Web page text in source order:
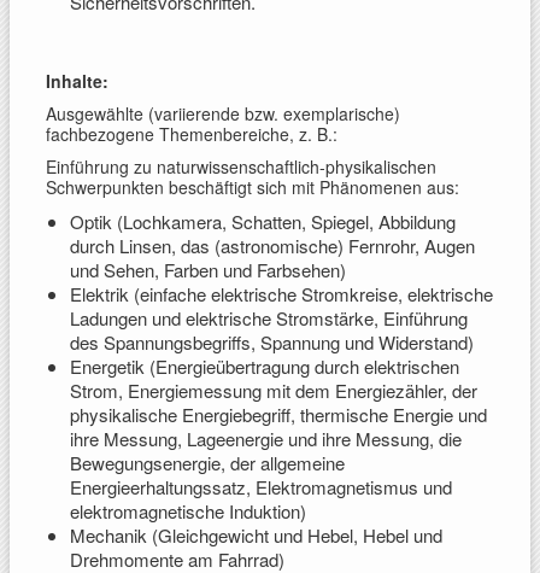
Inhalte:
Ausgewählte (variierende bzw. exemplarische)
fachbezogene Themenbereiche, z. B.:
Einführung zu naturwissenschaftlich-physikalischen
Schwerpunkten beschäftigt sich mit Phänomenen aus:
Optik (Lochkamera, Schatten, Spiegel, Abbildung
durch Linsen, das (astronomische) Fernrohr, Augen
und Sehen, Farben und Farbsehen)
Elektrik (einfache elektrische Stromkreise, elektrische
Ladungen und elektrische Stromstärke, Einführung
des Spannungsbegriffs, Spannung und Widerstand)
Energetik (Energieübertragung durch elektrischen
Strom, Energiemessung mit dem Energiezähler, der
physikalische Energiebegriff, thermische Energie und
ihre Messung, Lageenergie und ihre Messung, die
Bewegungsenergie, der allgemeine
Energieerhaltungssatz, Elektromagnetismus und
elektromagnetische Induktion)
Mechanik (Gleichgewicht und Hebel, Hebel und
Drehmomente am Fahrrad)